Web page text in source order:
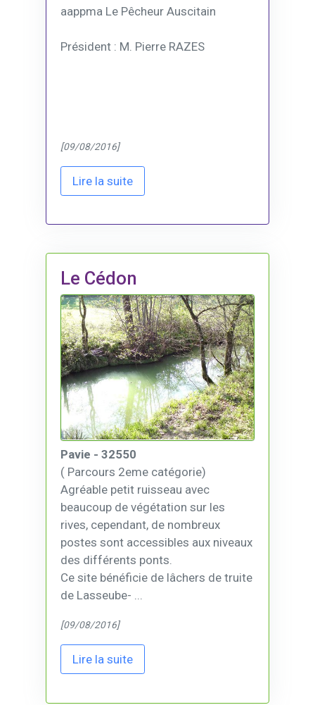
aappma Le Pêcheur Auscitain
Président : M. Pierre RAZES
[09/08/2016]
Lire la suite
Le Cédon
Pavie - 32550
( Parcours 2eme catégorie)
Agréable petit ruisseau avec
beaucoup de végétation sur les
rives, cependant, de nombreux
postes sont accessibles aux niveaux
des différents ponts.
Ce site bénéficie de lâchers de truite
de Lasseube- ...
[09/08/2016]
Lire la suite